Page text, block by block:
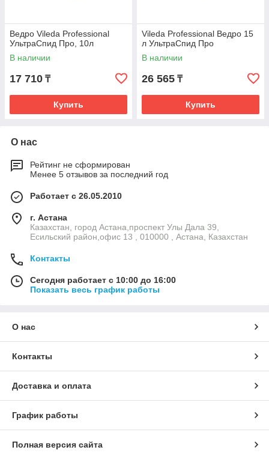
Наши сотрудники помогут вам в выборе товара и
заключении сделки.
курьером по Алматы, Казахстану и странам СНГ.
Действует самовывоз.
Ведро Vileda Professional
УльтраСпид Про, 10л
В наличии
17 710 ₸
Купить
Vileda Professional Ведро 15
л УльтраСпид Про
В наличии
26 565 ₸
Купить
О нас
Рейтинг не сформирован
Менее 5 отзывов за последний год
Работает с 26.05.2010
г. Астана
Казахстан, город Астана,проспект Улы Дала 39,
Есильский район,офис 13 , 010000 , Астана, Казахстан
Контакты
Сегодня работает с 10:00 до 16:00
Показать весь график работы
О нас
Контакты
Доставка и оплата
График работы
Полная версия сайта